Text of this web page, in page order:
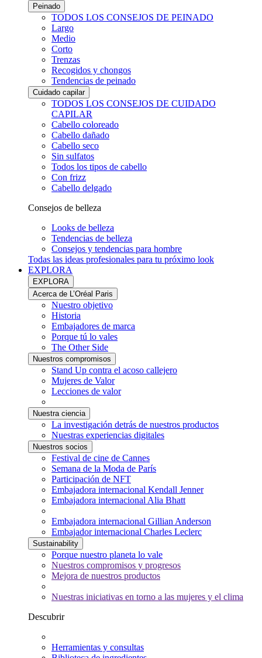
Peinado
TODOS LOS CONSEJOS DE PEINADO
Largo
Medio
Corto
Trenzas
Recogidos y chongos
Tendencias de peinado
Cuidado capilar
TODOS LOS CONSEJOS DE CUIDADO
CAPILAR
Cabello coloreado
Cabello dañado
Cabello seco
Sin sulfatos
Todos los tipos de cabello
Con frizz
Cabello delgado
Consejos de belleza
Looks de belleza
Tendencias de belleza
Consejos y tendencias para hombre
Todas las ideas profesionales para tu próximo look
EXPLORA
EXPLORA
Acerca de L’Oréal Paris
Nuestro objetivo
Historia
Embajadores de marca
Porque tú lo vales
The Other Side
Nuestros compromisos
Stand Up contra el acoso callejero
Mujeres de Valor
Lecciones de valor
Nuestra ciencia
La investigación detrás de nuestros productos
Nuestras experiencias digitales
Nuestros socios
Festival de cine de Cannes
Semana de la Moda de París
Participación de NFT
Embajadora internacional Kendall Jenner
Embajadora internacional Alia Bhatt
Embajadora internacional Gillian Anderson
Embajador internacional Charles Leclerc
Sustainability
Porque nuestro planeta lo vale
Nuestros compromisos y progresos
Mejora de nuestros productos
Nuestras iniciativas en torno a las mujeres y el clima
Descubrir
Herramientas y consultas